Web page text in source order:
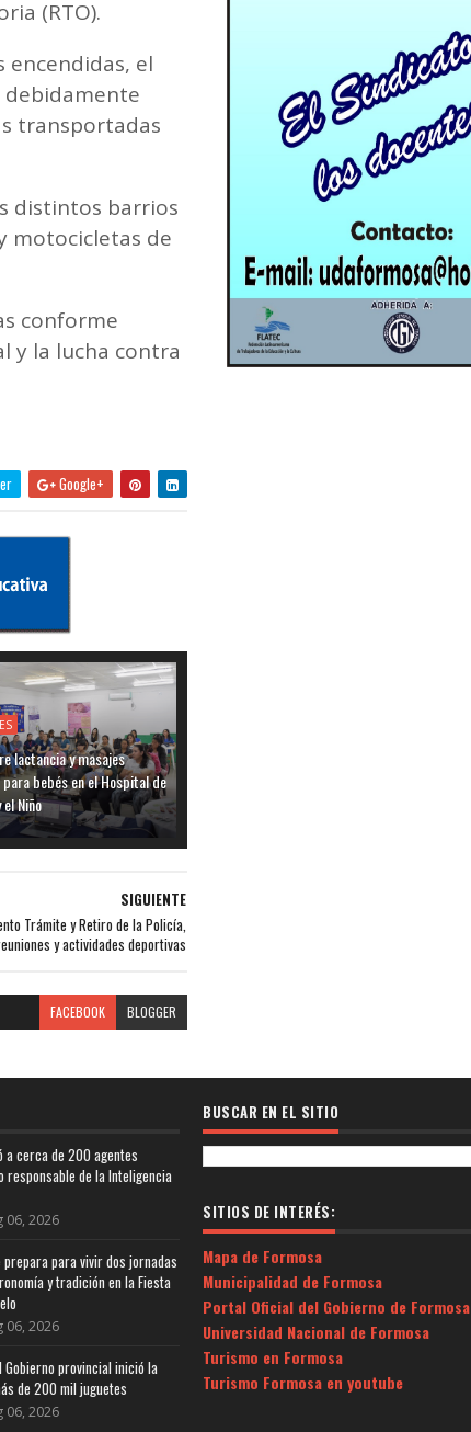
(RTO).
encendidas, el
debidamente
transportadas
distintos barrios
motocicletas de
conforme
y la lucha contra
Google+
lactancia y masajes
bebés en el Hospital de
Niño
SIGUIENTE
Trámite y Retiro de la Policía,
y actividades deportivas
FACEBOOK BLOGGER
a cerca de 200 agentes
responsable de la Inteligencia
06, 2026
prepara para vivir dos jornadas
y tradición en la Fiesta
06, 2026
Gobierno provincial inició la
de 200 mil juguetes
06, 2026
BUSCAR EN EL SITIO
SITIOS DE INTERÉS:
Mapa de Formosa
Municipalidad de Formosa
Portal Oficial del Gobierno de Formosa
Universidad Nacional de Formosa
Turismo en Formosa
Turismo Formosa en youtube